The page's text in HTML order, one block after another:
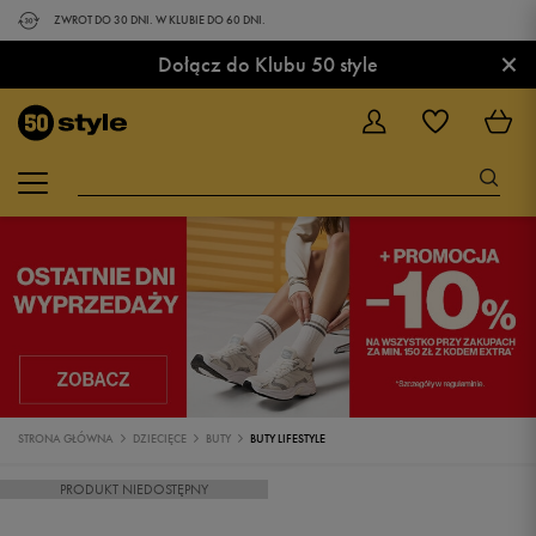
ZWROT DO 30 DNI. W KLUBIE DO 60 DNI.
Dołącz do Klubu 50 style ×
STRONA GŁÓWNA DZIECIĘCE BUTY BUTY LIFESTYLE
PRODUKT NIEDOSTĘPNY